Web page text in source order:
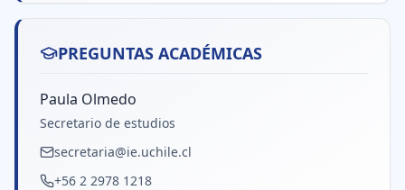
PREGUNTAS ACADÉMICAS
Paula Olmedo
Secretario de estudios
secretaria@ie.uchile.cl
+56 2 2978 1218